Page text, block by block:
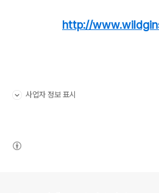
http://
사업자 정보 표시